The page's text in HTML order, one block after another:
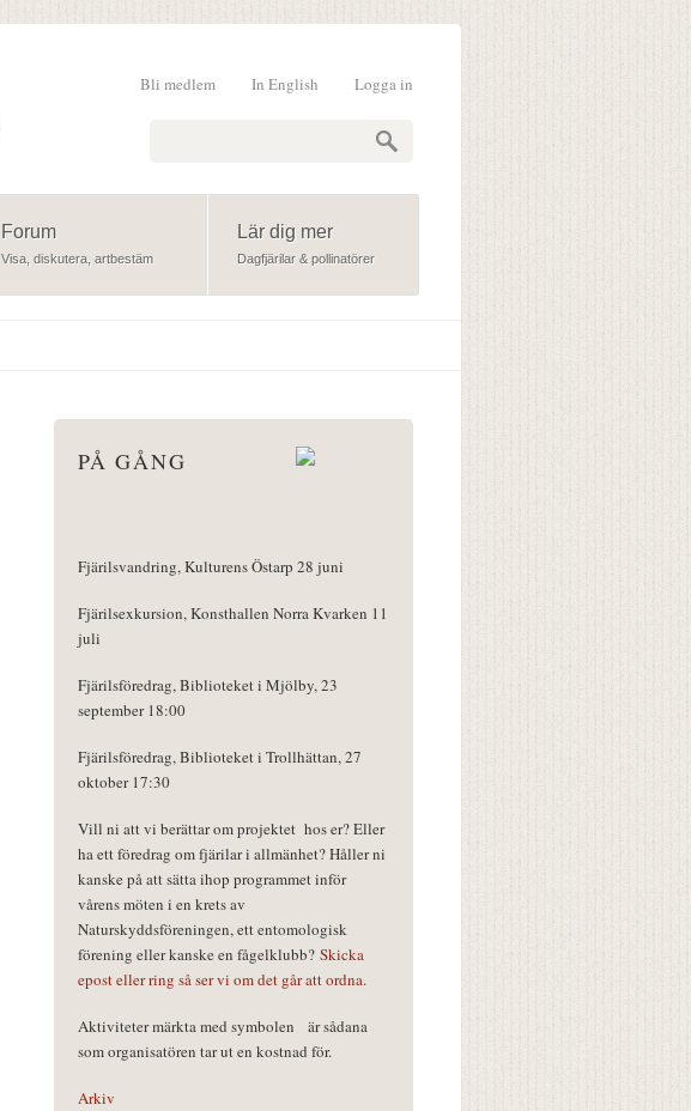
Logga in
In English
Bli medlem
Forum
Visa, diskutera, artbestäm
Lär dig mer
Dagfjärilar & pollinatörer
PÅ GÅNG
Fjärilsvandring, Kulturens Östarp 28 juni
Fjärilsexkursion, Konsthallen Norra Kvarken 11
juli
Fjärilsföredrag, Biblioteket i Mjölby, 23
september 18:00
Fjärilsföredrag, Biblioteket i Trollhättan, 27
oktober 17:30
Vill ni att vi berättar om projektet hos er? Eller
ha ett föredrag om fjärilar i allmänhet? Håller ni
kanske på att sätta ihop programmet inför
vårens möten i en krets av
Naturskyddsföreningen, ett entomologisk
förening eller kanske en fågelklubb? Skicka
epost eller ring så ser vi om det går att ordna.
Aktiviteter märkta med symbolen
är sådana
som organisatören tar ut en kostnad för.
Arkiv